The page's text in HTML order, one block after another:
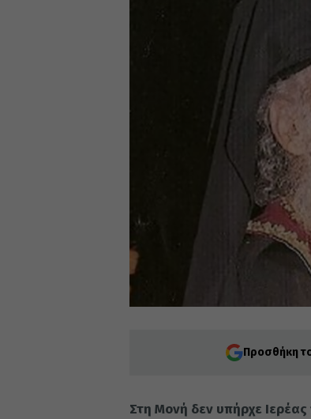
Προσθήκη
Στη Μονή δεν υπήρχε Ιερέας